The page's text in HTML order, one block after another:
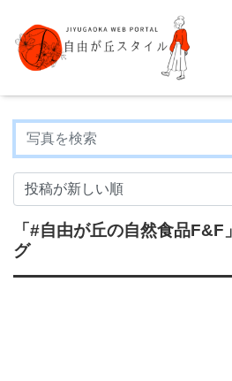
「#自由が丘の自然食品F&F」
グ